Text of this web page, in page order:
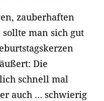
zauberhaften
sollte man sich gut
Die
schnell mal
auch … schwierig